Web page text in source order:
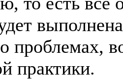
проблемах,
практики.